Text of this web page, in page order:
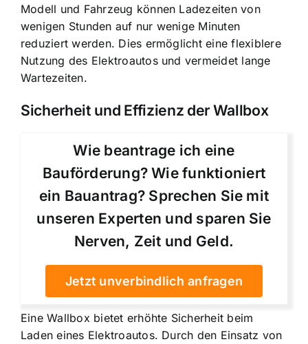
Modell und Fahrzeug können Ladezeiten von
wenigen Stunden auf nur wenige Minuten
reduziert werden. Dies ermöglicht eine flexiblere
Nutzung des Elektroautos und vermeidet lange
Wartezeiten.
Sicherheit und Effizienz der Wallbox
Wie beantrage ich eine
Bauförderung? Wie funktioniert
ein Bauantrag? Sprechen Sie mit
unseren Experten und sparen Sie
Nerven, Zeit und Geld.
Jetzt unverbindlich anfragen
Eine Wallbox bietet erhöhte Sicherheit beim
Laden eines Elektroautos. Durch den Einsatz von